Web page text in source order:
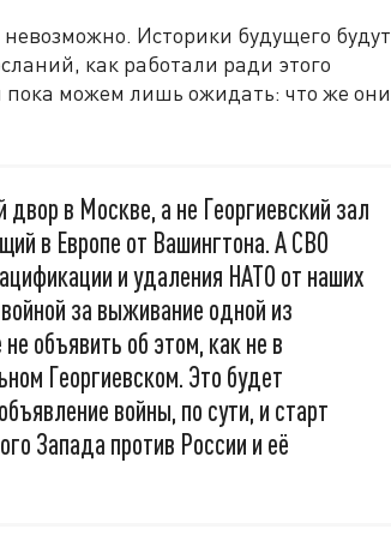
невозможно. Историки будущего будут
как работали ради этого
можем лишь ожидать: что же они
в Москве, а не Георгиевский зал
в Европе от Вашингтона. А СВО
и удаления НАТО от наших
за выживание одной из
объявить об этом, как не в
Георгиевском. Это будет
войны, по сути, и старт
Запада против России и её